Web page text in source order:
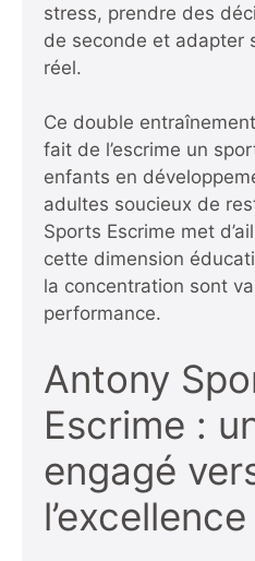
stress, prendre des
de seconde et adapter
réel.
Ce double
fait de l’escrime un
enfants en
adultes soucieux de
Sports Escrime met
cette dimension
la concentration sont
performance.
Antony
Escrime :
engagé
l’excellence